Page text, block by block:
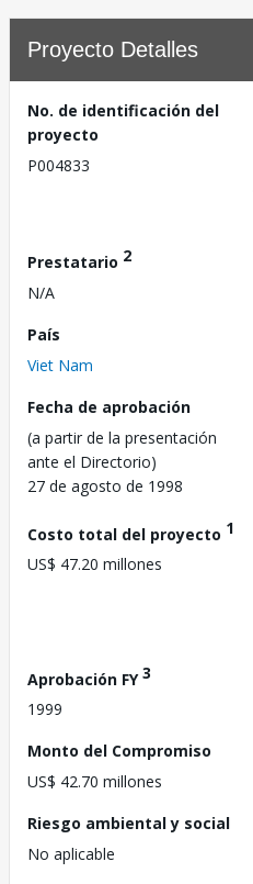
Proyecto Detalles
No. de identificación del
proyecto
P004833
Prestatario 2
N/A
País
Viet Nam
Fecha de aprobación
(a partir de la presentación
ante el Directorio)
27 de agosto de 1998
Costo total del proyecto 1
US$ 47.20 millones
Aprobación FY3
1999
Monto del Compromiso
US$ 42.70 millones
Riesgo ambiental y social
No aplicable